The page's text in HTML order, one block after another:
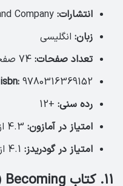
انتشارات:
زبان: انگلیسی
تعداد صفحات:
isbn: 9780316369152
رده سنی: +12
امتیاز در آمازون:
امتیاز در گودریدز:
11. کتاب Becoming (کتاب شدن)